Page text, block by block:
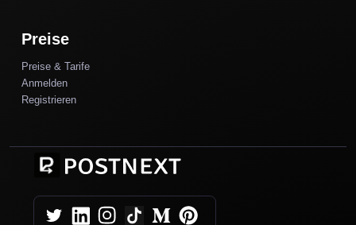
Preise
Preise & Tarife
Anmelden
Registrieren